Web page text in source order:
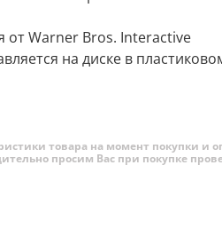
от Warner Bros. Interactive
на диске в
товара на момент покупки и
просим Вас при покупке